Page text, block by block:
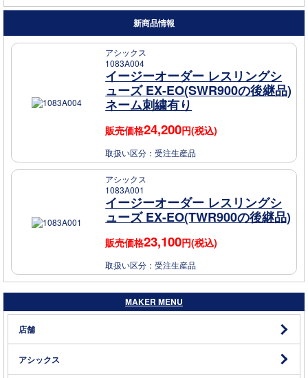
新商品情報
アシックス
1083A004
イージーオーダー レスリングシ
ューズ EX-EO(SWR900の後継品)
ネーム刺繍有り
販売価格24,200円(税込)
取扱い区分：受注生産品
アシックス
1083A001
イージーオーダー レスリングシ
ューズ EX-EO(TWR900の後継品)
販売価格23,100円(税込)
取扱い区分：受注生産品
MAKER MENU
店舗
アシックス